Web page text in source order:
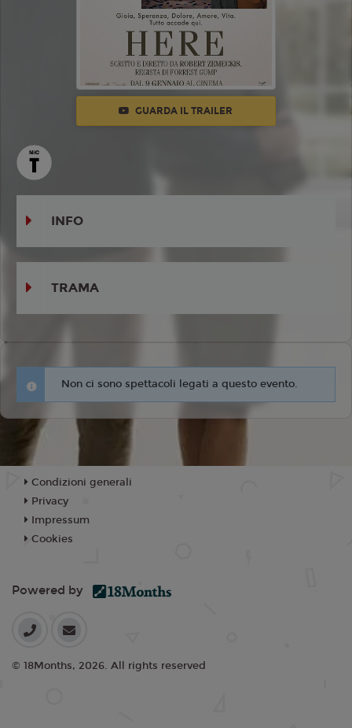
GUARDA IL TRAILER
INFO
TRAMA
Non ci sono spettacoli legati a questo evento.
Condizioni generali
Privacy
Impressum
Cookies
Powered by
© 18Months, 2026. All rights reserved